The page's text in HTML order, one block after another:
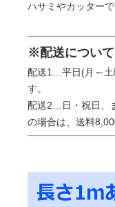
ハサミやカッター
※配送について
配送1…平日(月～土
す。
配送2…日・祝日、
の場合は、送料